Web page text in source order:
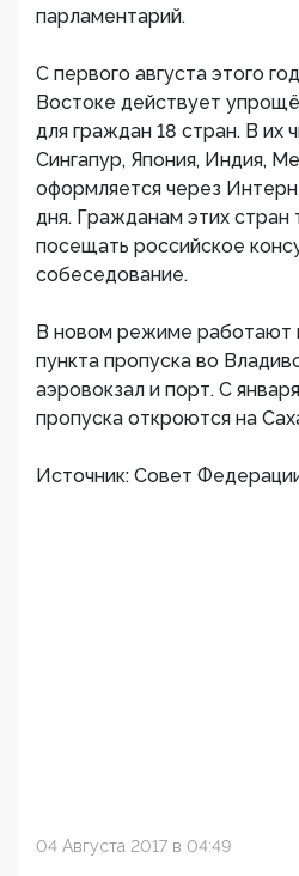
парламентарий.
С первого августа этого
Востоке действует
для граждан 18 стран. В их
Сингапур, Япония, Индия,
оформляется через
дня. Гражданам этих стран
посещать российское
собеседование.
В новом режиме работают
пункта пропуска во
аэровокзал и порт. С
пропуска откроются на
Источник: Совет
04 Августа 2017 в 04:49